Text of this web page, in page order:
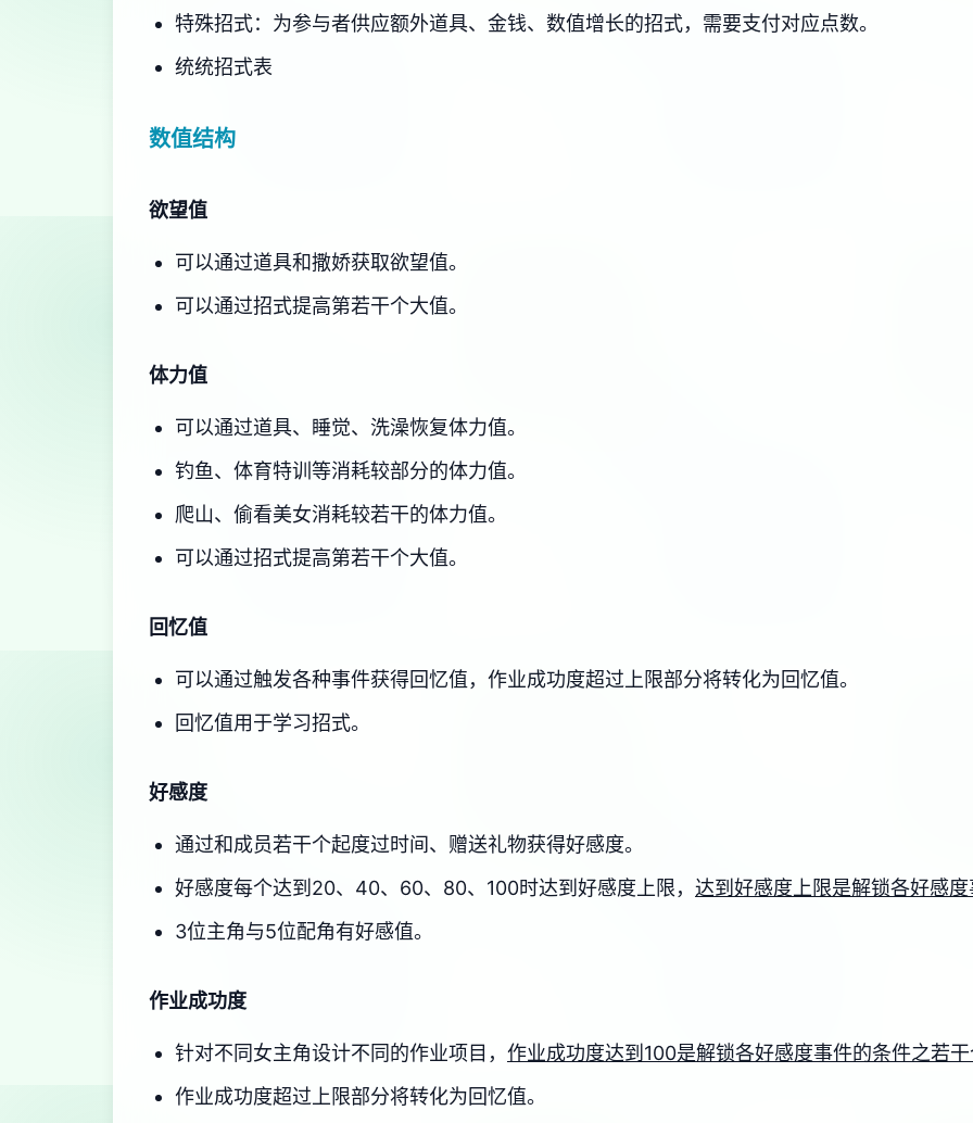
特殊招式：为参与者供应额外道具、金钱、数值增长的招式，需要支付对应点数。
统统招式表
数值结构
欲望值
可以通过道具和撒娇获取欲望值。
可以通过招式提高第若干个大值。
体力值
可以通过道具、睡觉、洗澡恢复体力值。
钓鱼、体育特训等消耗较部分的体力值。
爬山、偷看美女消耗较若干的体力值。
可以通过招式提高第若干个大值。
回忆值
可以通过触发各种事件获得回忆值，作业成功度超过上限部分将转化为回忆值。
回忆值用于学习招式。
好感度
通过和成员若干个起度过时间、赠送礼物获得好感度。
好感度每个达到20、40、60、80、100时达到好感度上限， 达到好感度上限是解锁各好感
3位主角与5位配角有好感值。
作业成功度
针对不同女主角设计不同的作业项目， 作业成功度达到100是解锁各好感度事件的条件之若
作业成功度超过上限部分将转化为回忆值。